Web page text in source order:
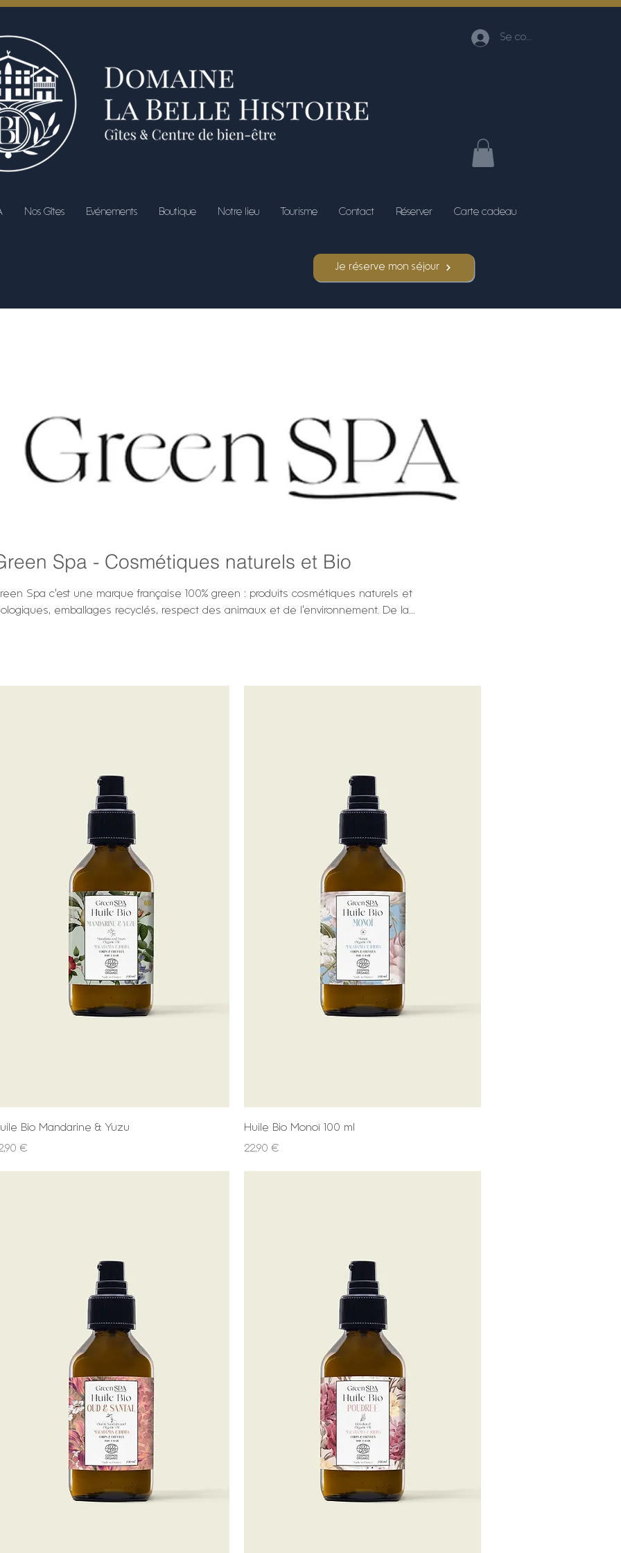
Se connecter
Nos Gîtes Evénements Boutique Notre lieu Tourisme Contact Réserver Carte cadeau
Je réserve mon séjour
Spa - Cosmétiques naturels et Bio
Spa c'est une marque française 100% green : produits cosmétiques naturels et
emballages recyclés, respect des animaux et de l'environnement. De la
Bio Mandarine & Yuzu
€
Huile Bio Monoï 100 ml
Prix
22,90 €